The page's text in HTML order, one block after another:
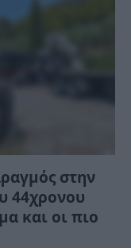
στην
44χρονου
και οι πιο